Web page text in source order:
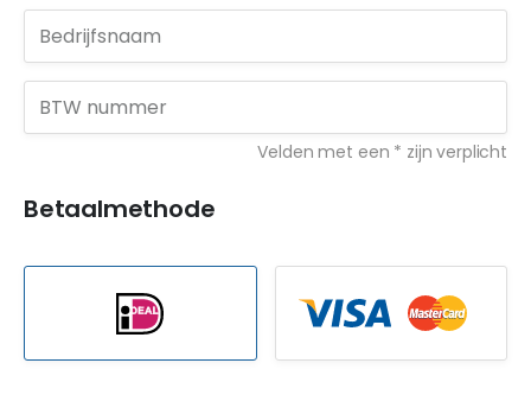
Velden met een * zijn verplicht
Betaalmethode